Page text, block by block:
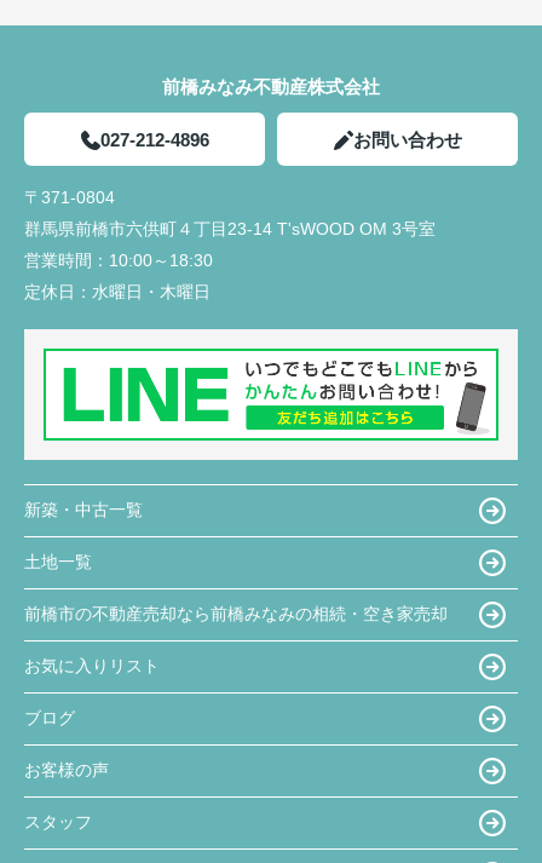
前橋みなみ不動産株式会社
027-212-4896 お問い合わせ
〒371-0804
群馬県前橋市六供町４丁目23‐14 T'sWOOD OM 3号室
営業時間： 10:00～18:30
定休日： 水曜日・木曜日
新築・中古一覧
土地一覧
前橋市の不動産売却なら前橋みなみの相続・空き家売却
お気に入りリスト
ブログ
お客様の声
スタッフ